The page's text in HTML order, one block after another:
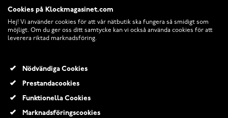
© 2026 Klockmagasinet.com
Cookies på Klockmagasinet.com
Hej! Vi använder cookies för att vår nätbutik ska fungera så smidigt som
möjligt. Om du ger oss ditt samtycke kan vi också använda cookies för att
leverera riktad marknadsföring.
Nödvändiga Cookies
Prestandacookies
Funktionella Cookies
Marknadsföringscookies